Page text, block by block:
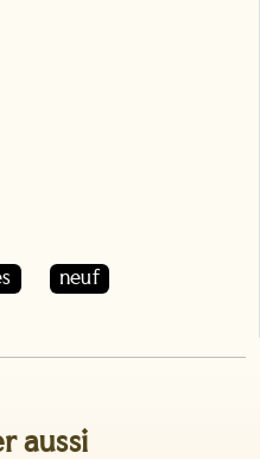
suivantes. Vous
neuf
aussi